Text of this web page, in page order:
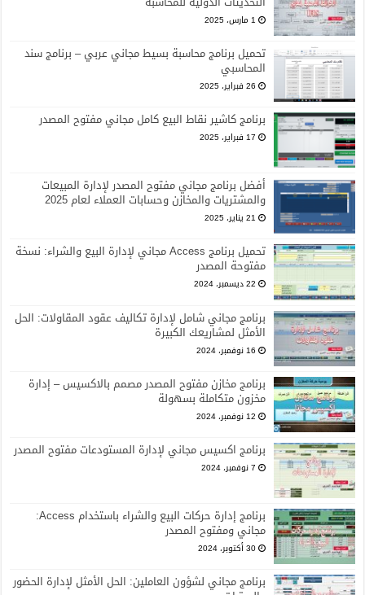
1 مارس، 2025
تحميل برنامج محاسبة بسيط مجاني عربي – برنامج سند
المحاسبي
26 فبراير، 2025
برنامج كاشير نقاط البيع كامل مجاني مفتوح المصدر
17 فبراير، 2025
أفضل برنامج مجاني مفتوح المصدر لإدارة المبيعات
والمشتريات والمخازن وحسابات العملاء لعام 2025
21 يناير، 2025
تحميل برنامج Access مجاني لإدارة البيع والشراء: نسخة
مفتوحة المصدر
22 ديسمبر، 2024
برنامج مجاني شامل لإدارة تكاليف عقود المقاولات: الحل
الأمثل لمشاريعك الكبيرة
16 نوفمبر، 2024
برنامج مخازن مفتوح المصدر مصمم بالاكسيس – إدارة
مخزون متكاملة بسهولة
12 نوفمبر، 2024
برنامج اكسيس مجاني لإدارة المستودعات مفتوح المصدر
7 نوفمبر، 2024
برنامج إدارة حركات البيع والشراء باستخدام Access:
مجاني ومفتوح المصدر
30 أكتوبر، 2024
برنامج مجاني لشؤون العاملين: الحل الأمثل لإدارة الحضور